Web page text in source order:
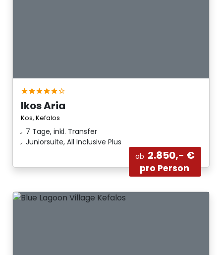
Ikos Aria
Kos, Kefalos
7 Tage, inkl. Transfer
Juniorsuite, All Inclusive Plus
ab 2.850,- €
pro Person